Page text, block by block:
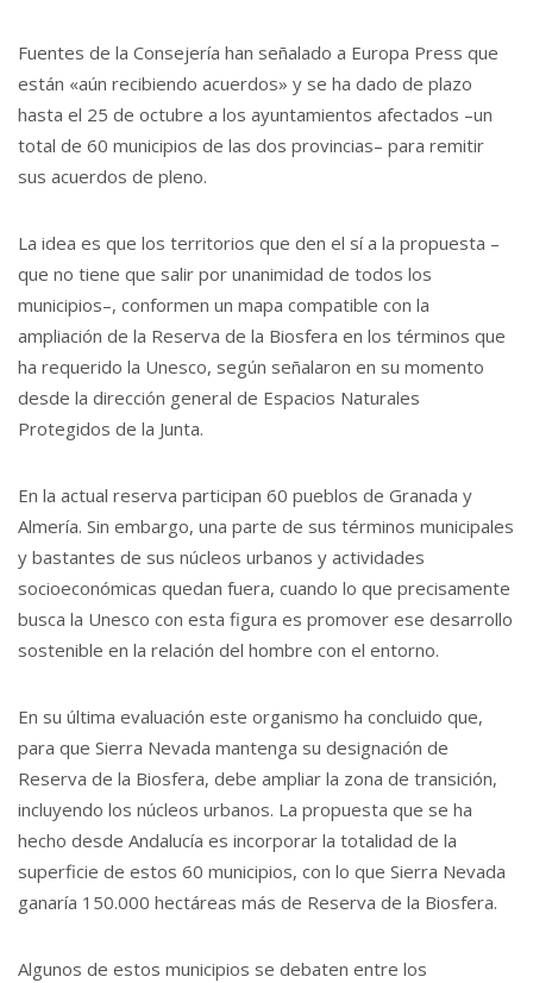
Fuentes de la Consejería han señalado a Europa Press que
están «aún recibiendo acuerdos» y se ha dado de plazo
hasta el 25 de octubre a los ayuntamientos afectados –un
total de 60 municipios de las dos provincias– para remitir
sus acuerdos de pleno.
La idea es que los territorios que den el sí a la propuesta –
que no tiene que salir por unanimidad de todos los
municipios–, conformen un mapa compatible con la
ampliación de la Reserva de la Biosfera en los términos que
ha requerido la Unesco, según señalaron en su momento
desde la dirección general de Espacios Naturales
Protegidos de la Junta.
En la actual reserva participan 60 pueblos de Granada y
Almería. Sin embargo, una parte de sus términos municipales
y bastantes de sus núcleos urbanos y actividades
socioeconómicas quedan fuera, cuando lo que precisamente
busca la Unesco con esta figura es promover ese desarrollo
sostenible en la relación del hombre con el entorno.
En su última evaluación este organismo ha concluido que,
para que Sierra Nevada mantenga su designación de
Reserva de la Biosfera, debe ampliar la zona de transición,
incluyendo los núcleos urbanos. La propuesta que se ha
hecho desde Andalucía es incorporar la totalidad de la
superficie de estos 60 municipios, con lo que Sierra Nevada
ganaría 150.000 hectáreas más de Reserva de la Biosfera.
Algunos de estos municipios se debaten entre los